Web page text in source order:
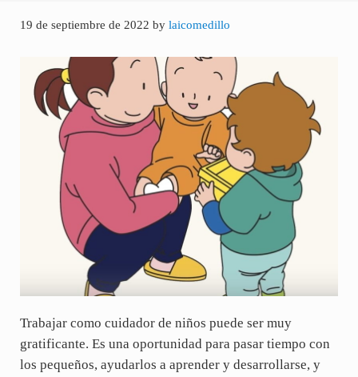
19 de septiembre de 2022 by laicomedillo
Trabajar como cuidador de niños puede ser muy
gratificante. Es una oportunidad para pasar tiempo con
los pequeños, ayudarlos a aprender y desarrollarse, y